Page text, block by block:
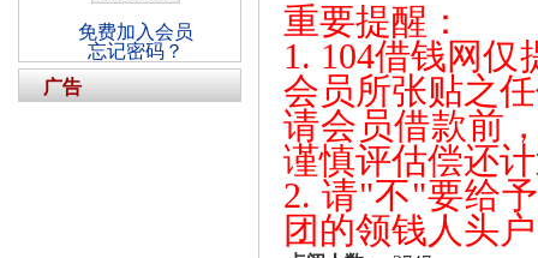
重要提醒：
1. 104借钱网
会员所张贴之
请会员借款前
谨慎评估偿还
2. 请"不"要给
团的领钱人头
免费加入会员
忘记密码？
广告